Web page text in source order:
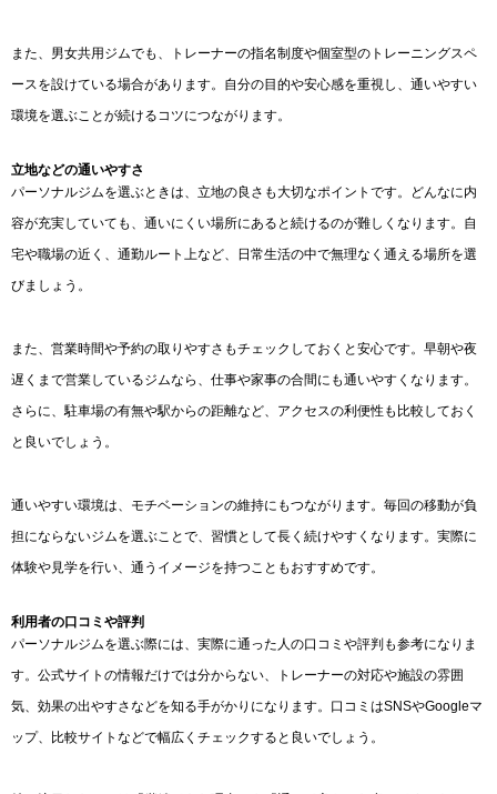
また、男女共用ジムでも、トレーナーの指名制度や個室型のトレーニングスペ
ースを設けている場合があります。自分の目的や安心感を重視し、通いやすい
環境を選ぶことが続けるコツにつながります。
立地などの通いやすさ
パーソナルジムを選ぶときは、立地の良さも大切なポイントです。どんなに内
容が充実していても、通いにくい場所にあると続けるのが難しくなります。自
宅や職場の近く、通勤ルート上など、日常生活の中で無理なく通える場所を選
びましょう。
また、営業時間や予約の取りやすさもチェックしておくと安心です。早朝や夜
遅くまで営業しているジムなら、仕事や家事の合間にも通いやすくなります。
さらに、駐車場の有無や駅からの距離など、アクセスの利便性も比較しておく
と良いでしょう。
通いやすい環境は、モチベーションの維持にもつながります。毎回の移動が負
担にならないジムを選ぶことで、習慣として長く続けやすくなります。実際に
体験や見学を行い、通うイメージを持つこともおすすめです。
利用者の口コミや評判
パーソナルジムを選ぶ際には、実際に通った人の口コミや評判も参考になりま
す。公式サイトの情報だけでは分からない、トレーナーの対応や施設の雰囲
気、効果の出やすさなどを知る手がかりになります。口コミはSNSやGoogleマ
ップ、比較サイトなどで幅広くチェックすると良いでしょう。